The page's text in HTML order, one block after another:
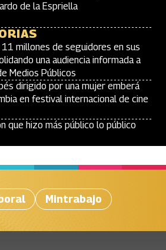
de la Espriella
millones de seguidores en sus
una audiencia informada a
Medios Públicos
dirigido por una mujer emberá
en festival internacional de cine
que hizo más público lo público
Mintrabajo